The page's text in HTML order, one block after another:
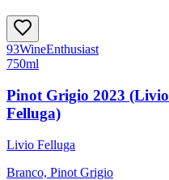
93WineEnthusiast
750ml
Pinot Grigio 2023 (Livio
Felluga)
Livio Felluga
Branco, Pinot Grigio